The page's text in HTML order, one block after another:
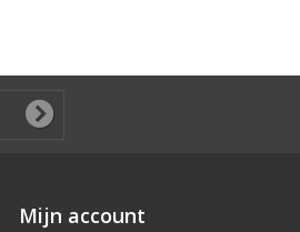
Mijn account